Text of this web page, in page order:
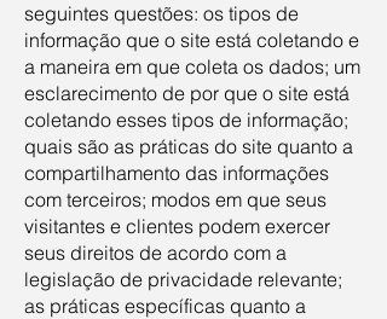
seguintes questões: os tipos de
informação que o site está coletando e
a maneira em que coleta os dados; um
esclarecimento de por que o site está
coletando esses tipos de informação;
quais são as práticas do site quanto a
compartilhamento das informações
com terceiros; modos em que seus
visitantes e clientes podem exercer
seus direitos de acordo com a
legislação de privacidade relevante;
as práticas específicas quanto a